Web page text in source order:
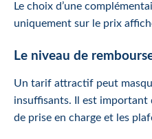
Le choix d’une
uniquement sur le prix
Le niveau de
Un tarif attractif peut
insuffisants. Il est important
de prise en charge et les